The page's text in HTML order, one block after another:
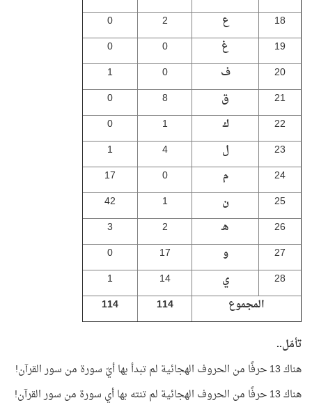
18
ع 2
0
19
غ 0
0
20
ف 0
1
21
ق 8
0
22
ك 1
0
23
ل 4
1
24
م 0
17
25
ن 1
42
26
هـ 2
3
27
و 17
0
28
ي 14
1
المجموع
114
114
تأمّل..
هناك 13 حرفًا من الحروف الهجائية لم تبدأ بها أيّ سورة من سور القرآن!
هناك 13 حرفًا من الحروف الهجائية لم تنته بها أي سورة من سور القرآن!